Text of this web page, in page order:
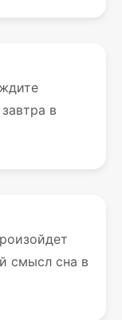
в
смысл сна в